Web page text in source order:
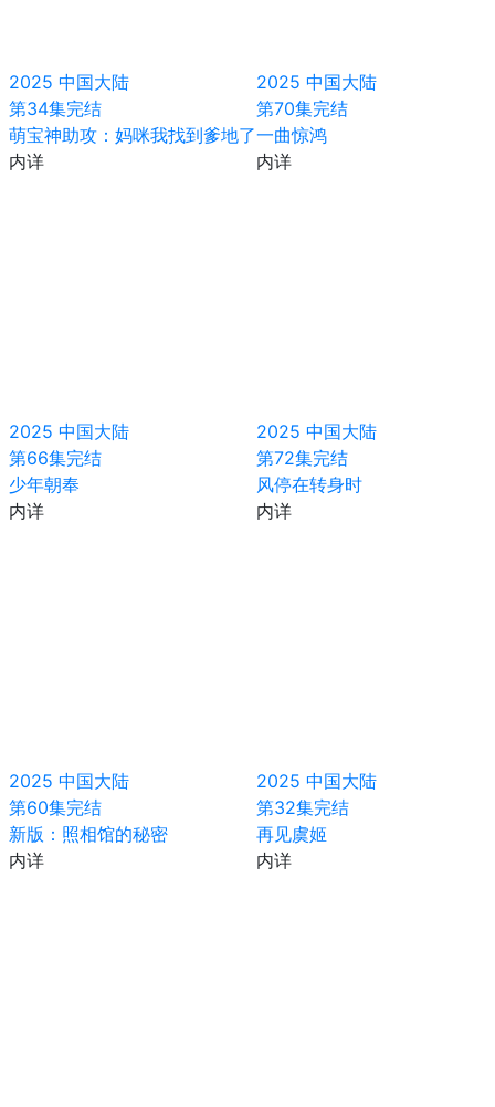
2025 中国大陆
第34集完结
萌宝神助攻：妈咪我找到爹地了
内详
2025 中国大陆
第70集完结
一曲惊鸿
内详
2025 中国大陆
第66集完结
少年朝奉
内详
2025 中国大陆
第72集完结
风停在转身时
内详
2025 中国大陆
第60集完结
新版：照相馆的秘密
内详
2025 中国大陆
第32集完结
再见虞姬
内详